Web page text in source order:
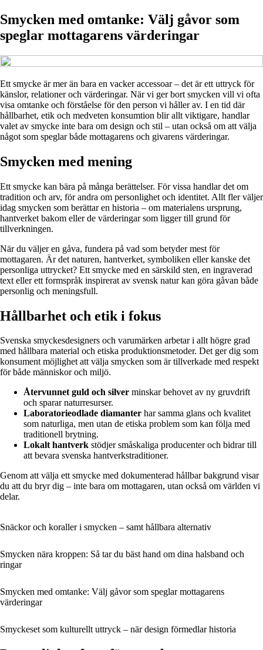
Smycken med omtanke: Välj gåvor som
speglar mottagarens värderingar
Ett smycke är mer än bara en vacker accessoar – det är ett uttryck för
känslor, relationer och värderingar. När vi ger bort smycken vill vi ofta
visa omtanke och förståelse för den person vi håller av. I en tid där
hållbarhet, etik och medveten konsumtion blir allt viktigare, handlar
valet av smycke inte bara om design och stil – utan också om att välja
något som speglar både mottagarens och givarens värderingar.
Smycken med mening
Ett smycke kan bära på många berättelser. För vissa handlar det om
tradition och arv, för andra om personlighet och identitet. Allt fler väljer
idag smycken som berättar en historia – om materialens ursprung,
hantverket bakom eller de värderingar som ligger till grund för
tillverkningen.
När du väljer en gåva, fundera på vad som betyder mest för
mottagaren. Är det naturen, hantverket, symboliken eller kanske det
personliga uttrycket? Ett smycke med en särskild sten, en ingraverad
text eller ett formspråk inspirerat av svensk natur kan göra gåvan både
personlig och meningsfull.
Hållbarhet och etik i fokus
Svenska smyckesdesigners och varumärken arbetar i allt högre grad
med hållbara material och etiska produktionsmetoder. Det ger dig som
konsument möjlighet att välja smycken som är tillverkade med respekt
för både människor och miljö.
Återvunnet guld och silver minskar behovet av ny gruvdrift
och sparar naturresurser.
Laboratorieodlade diamanter har samma glans och kvalitet
som naturliga, men utan de etiska problem som kan följa med
traditionell brytning.
Lokalt hantverk stödjer småskaliga producenter och bidrar till
att bevara svenska hantverkstraditioner.
Genom att välja ett smycke med dokumenterad hållbar bakgrund visar
du att du bryr dig – inte bara om mottagaren, utan också om världen vi
delar.
Snäckor och koraller i smycken – samt hållbara alternativ
Smycken nära kroppen: Så tar du bäst hand om dina halsband och
ringar
Smycken med omtanke: Välj gåvor som speglar mottagarens
värderingar
Smyckeset som kulturellt uttryck – när design förmedlar historia